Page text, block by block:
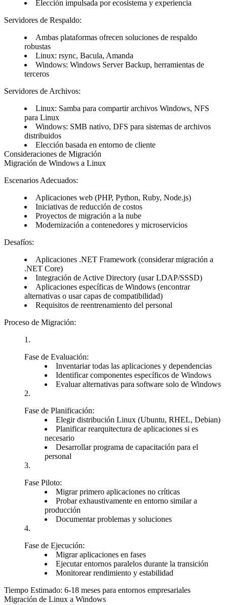
Elección impulsada por ecosistema y experiencia
Servidores de Respaldo:
Ambas plataformas ofrecen soluciones de respaldo
robustas
Linux: rsync, Bacula, Amanda
Windows: Windows Server Backup, herramientas de
terceros
Servidores de Archivos:
Linux: Samba para compartir archivos Windows, NFS
para Linux
Windows: SMB nativo, DFS para sistemas de archivos
distribuidos
Elección basada en entorno de cliente
Consideraciones de Migración
Migración de Windows a Linux
Escenarios Adecuados:
Aplicaciones web (PHP, Python, Ruby, Node.js)
Iniciativas de reducción de costos
Proyectos de migración a la nube
Modernización a contenedores y microservicios
Desafíos:
Aplicaciones .NET Framework (considerar migración a
.NET Core)
Integración de Active Directory (usar LDAP/SSSD)
Aplicaciones específicas de Windows (encontrar
alternativas o usar capas de compatibilidad)
Requisitos de reentrenamiento del personal
Proceso de Migración:
Fase de Evaluación:
Inventariar todas las aplicaciones y dependencias
Identificar componentes específicos de Windows
Evaluar alternativas para software solo de Windows
Fase de Planificación:
Elegir distribución Linux (Ubuntu, RHEL, Debian)
Planificar rearquitectura de aplicaciones si es
necesario
Desarrollar programa de capacitación para el
personal
Fase Piloto:
Migrar primero aplicaciones no críticas
Probar exhaustivamente en entorno similar a
producción
Documentar problemas y soluciones
Fase de Ejecución:
Migrar aplicaciones en fases
Ejecutar entornos paralelos durante la transición
Monitorear rendimiento y estabilidad
Tiempo Estimado: 6-18 meses para entornos empresariales
Migración de Linux a Windows